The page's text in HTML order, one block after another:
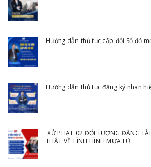
Hướng dẫn thủ tục cấp đổi Sổ đỏ
Hướng dẫn thủ tục đăng ký nhãn
XỬ PHẠT 02 ĐỐI TƯỢNG ĐĂNG
THẬT VỀ TÌNH HÌNH MƯA LŨ